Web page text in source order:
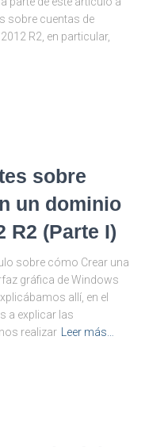
sobre cuentas de
R2, en particular,
sobre
un dominio
R2 (Parte I)
sobre cómo Crear una
gráfica de Windows
allí, en el
a explicar las
realizar
Leer más…